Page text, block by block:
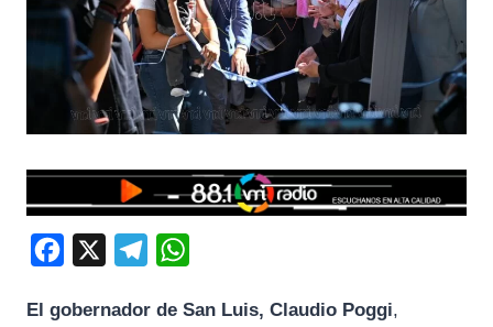
c
l
a
El gobernador de San Luis, Claudio Poggi,